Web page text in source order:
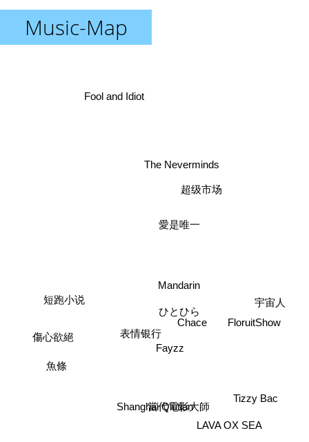
Music-Map
Shanghai Qiutian
Fayzz
ひとひら
表情银行
Chace
LAVA OX SEA
Mandarin
The Neverminds
超级市场
宇宙人
Fool and Idiot
短跑小说
魚條
Tizzy Bac
愛是唯一
FloruitShow
傷心欲絕